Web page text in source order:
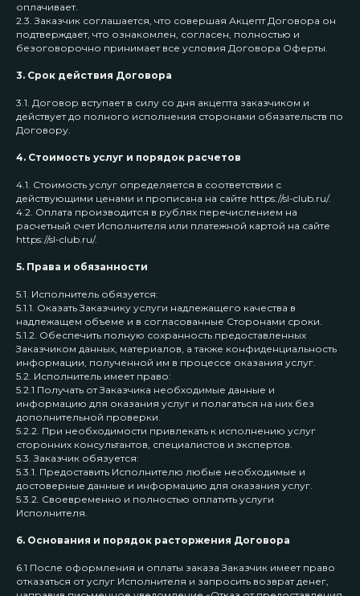
оплачивает.
2.3. Заказчик соглашается, что совершая Акцепт Договора он
подтверждает, что ознакомлен, согласен, полностью и
безоговорочно принимает все условия Договора Оферты.
3. Срок действия Договора
3.1. Договор вступает в силу со дня акцепта заказчиком и
действует до полного исполнения сторонами обязательств по
Договору.
4. Стоимость услуг и порядок расчетов
4.1. Стоимость услуг определяется в соответствии с
действующими ценами и прописана на сайте https://sl-club.ru/.
4.2. Оплата производится в рублях перечислением на
расчетный счет Исполнителя или платежной картой на сайте
https://sl-club.ru/.
5. Права и обязанности
5.1. Исполнитель обязуется:
5.1.1. Оказать Заказчику услуги надлежащего качества в
надлежащем объеме и в согласованные Сторонами сроки.
5.1.2. Обеспечить полную сохранность предоставленных
Заказчиком данных, материалов, а также конфиденциальность
информации, полученной им в процессе оказания услуг.
5.2. Исполнитель имеет право:
5.2.1 Получать от Заказчика необходимые данные и
информацию для оказания услуг и полагаться на них без
дополнительной проверки.
5.2.2. При необходимости привлекать к исполнению услуг
сторонних консультантов, специалистов и экспертов.
5.3. Заказчик обязуется:
5.3.1. Предоставить Исполнителю любые необходимые и
достоверные данные и информацию для оказания услуг.
5.3.2. Своевременно и полностью оплатить услуги
Исполнителя.
6. Основания и порядок расторжения Договора
6.1 После оформления и оплаты заказа Заказчик имеет право
отказаться от услуг Исполнителя и запросить возврат денег,